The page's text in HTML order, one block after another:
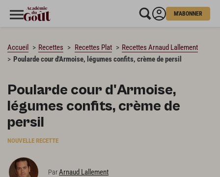
M'ABONNER
Accueil Recettes Recettes Plat
Recettes Arnaud Lallement
Poularde cour d'Armoise, légumes confits, crème de persil
Poularde cour d'Armoise,
légumes confits, crème de
persil
NOUVELLE RECETTE
ParArnaud Lallement
CHARGEMENT…